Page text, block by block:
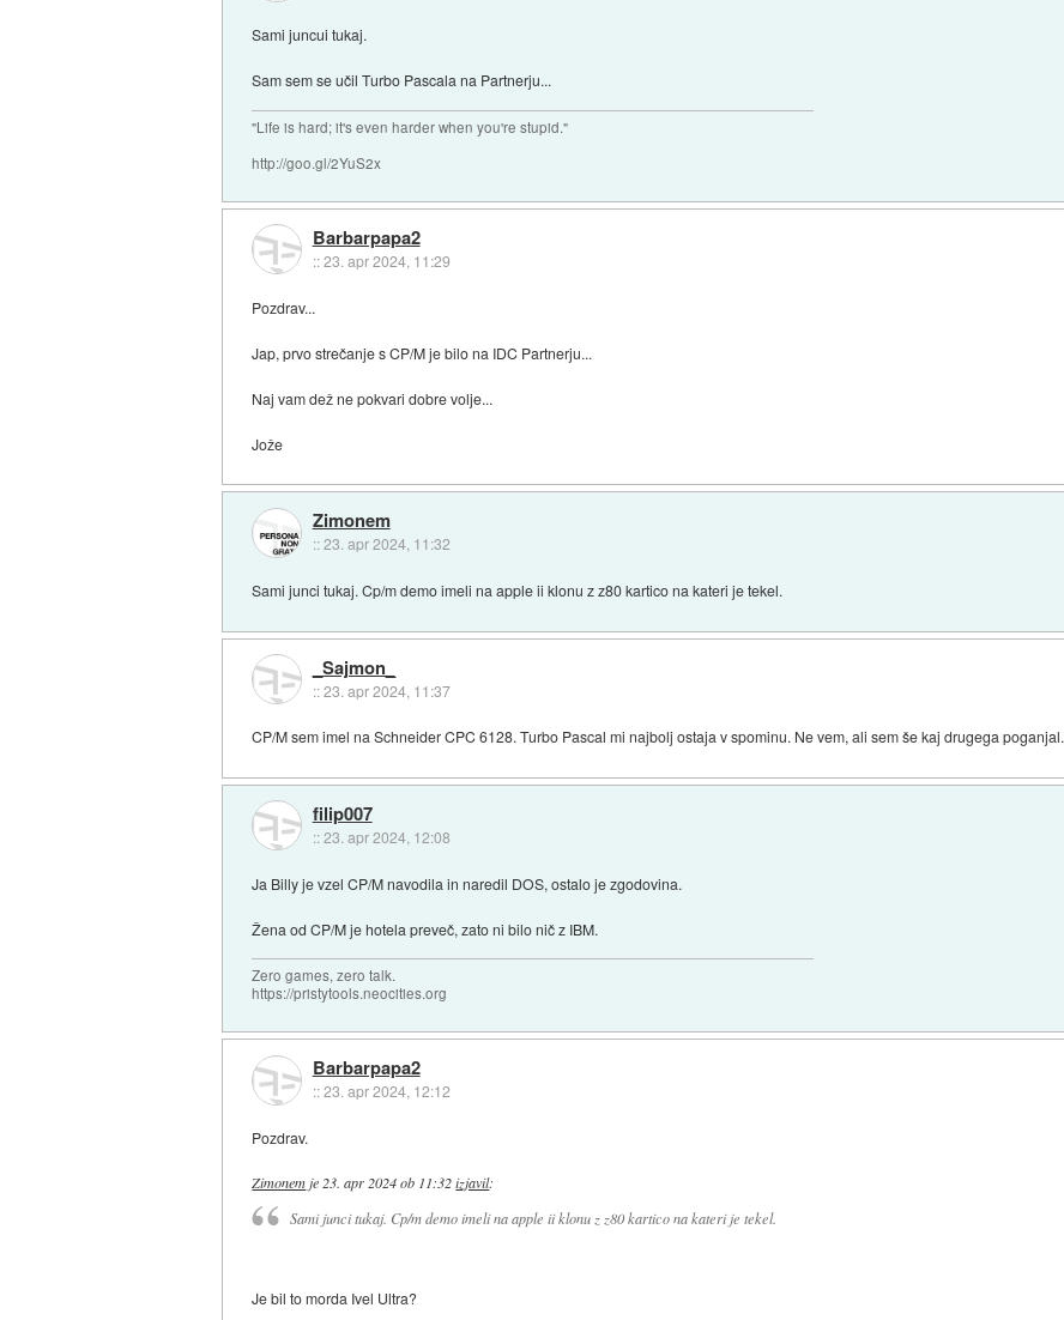
Sami juncui tukaj.
Sam sem se učil Turbo Pascala na Partnerju...
"Life is hard; it's even harder when you're stupid."
http://goo.gl/2YuS2x
Barbarpapa2
::23. apr 2024, 11:29
Pozdrav...
Jap, prvo strečanje s CP/M je bilo na IDC Partnerju...
Naj vam dež ne pokvari dobre volje...
Jože
Zimonem
::23. apr 2024, 11:32
Sami junci tukaj. Cp/m demo imeli na apple ii klonu z z80 kartico na kateri je tekel.
_Sajmon_
::23. apr 2024, 11:37
CP/M sem imel na Schneider CPC 6128. Turbo Pascal mi najbolj ostaja v spominu. Ne vem, ali sem še kaj drugega poganjal.
filip007
::23. apr 2024, 12:08
Ja Billy je vzel CP/M navodila in naredil DOS, ostalo je zgodovina.
Žena od CP/M je hotela preveč, zato ni bilo nič z IBM.
Zero games, zero talk.
https://pristytools.neocities.org
Barbarpapa2
::23. apr 2024, 12:12
Pozdrav.
Zimonem je 23. apr 2024 ob 11:32 izjavil:
Sami junci tukaj. Cp/m demo imeli na apple ii klonu z z80 kartico na kateri je tekel.
Je bil to morda Ivel Ultra?